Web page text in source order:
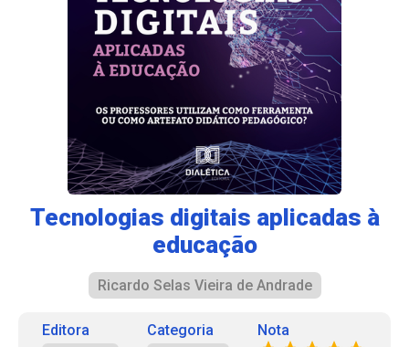
Tecnologias digitais aplicadas à
educação
Ricardo Selas Vieira de Andrade
Editora
Categoria
Nota